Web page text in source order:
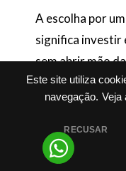
Este site utiliza
navegação. Veja
RECUSAR
A escolha por
significa investir
sem abrir mão
resorts
Park integram
oferecem
menus
locais. Para